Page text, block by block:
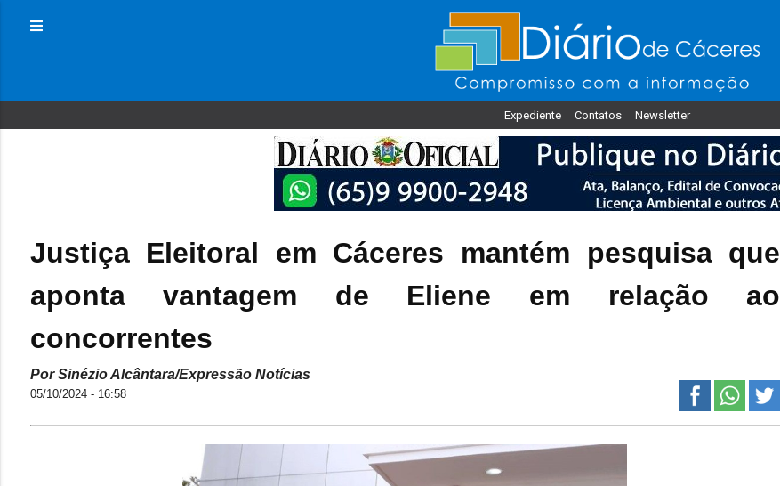
Expediente Contatos Newsletter
Justiça Eleitoral em Cáceres mantém pesquisa que
aponta vantagem de Eliene em relação ao
concorrentes
Por Sinézio Alcântara/Expressão Notícias
05/10/2024 - 16:58